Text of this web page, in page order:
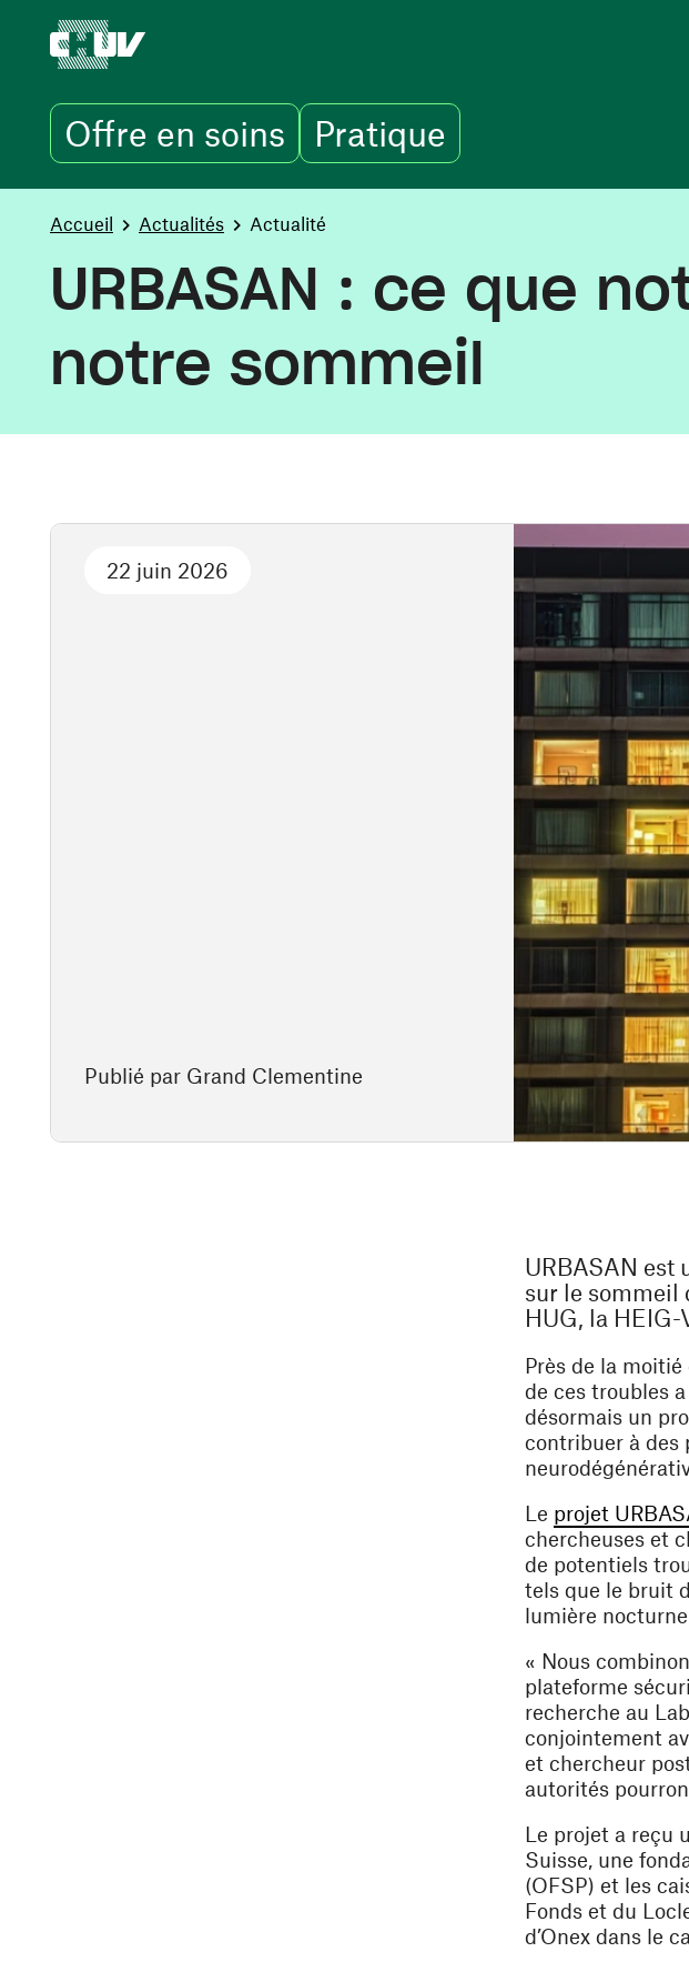
Offre en soins Pratique
You are here:
Accueil Actualités Actualité
URBASAN : ce que
notre sommeil
Publié par Grand Clementine
22 juin 2026
URBASAN est
sur le sommeil
HUG, la HEIG-
Près de la
de ces troubles
désormais un
contribuer à des
Le projet
chercheuses et
de potentiels
tels que le bruit
lumière
« Nous
plateforme
recherche au
conjointement
et chercheur
autorités
Le projet a reçu
Suisse, une
(OFSP) et les
Fonds et du
d’Onex dans le